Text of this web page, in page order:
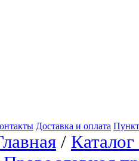
Доставка и оплата
/